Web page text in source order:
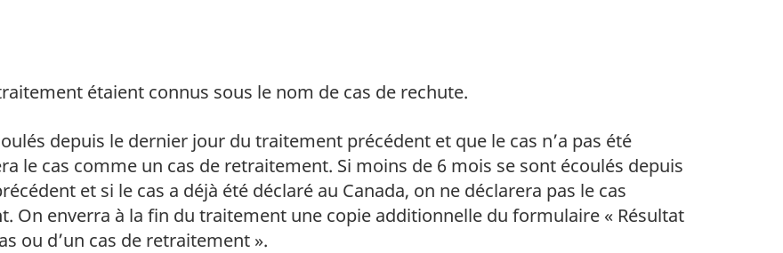
étaient connus sous le nom de cas de rechute.
de page
depuis le dernier jour du traitement précédent et que le cas n’a pas été
le cas comme un cas de retraitement. Si moins de 6 mois se sont écoulés depuis
et si le cas a déjà été déclaré au Canada, on ne déclarera pas le cas
On enverra à la fin du traitement une copie additionnelle du formulaire « Résultat
ou d’un cas de retraitement ».
de page